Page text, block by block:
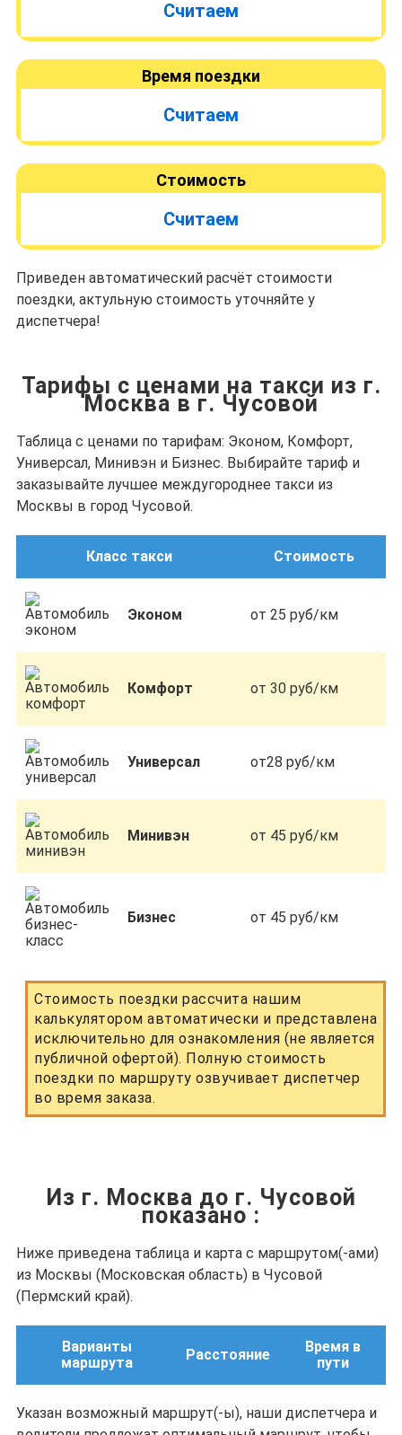
Считаем
Время поездки
Считаем
Стоимость
Считаем
Приведен автоматический расчёт стоимости
поездки, актульную стоимость уточняйте у
диспетчера!
Тарифы с ценами на такси из г.
Москва в г. Чусовой
Таблица с ценами по тарифам: Эконом, Комфорт,
Универсал, Минивэн и Бизнес. Выбирайте тариф и
заказывайте лучшее междугороднее такси из
Москвы в город Чусовой.
Класс такси Стоимость
Эконом от 25 руб/км
Комфорт от 30 руб/км
Универсал от28 руб/км
Минивэн от 45 руб/км
Бизнес от 45 руб/км
Стоимость поездки рассчита нашим
калькулятором автоматически и представлена
исключительно для ознакомления (не является
публичной офертой). Полную стоимость
поездки по маршруту озвучивает диспетчер
во время заказа.
Из г. Москва до г. Чусовой
показано :
Ниже приведена таблица и карта с маршрутом(-ами)
из Москвы (Московская область) в Чусовой
(Пермский край).
Варианты
маршрута
Расстояние
Время в
пути
Указан возможный маршрут(-ы), наши диспетчера и